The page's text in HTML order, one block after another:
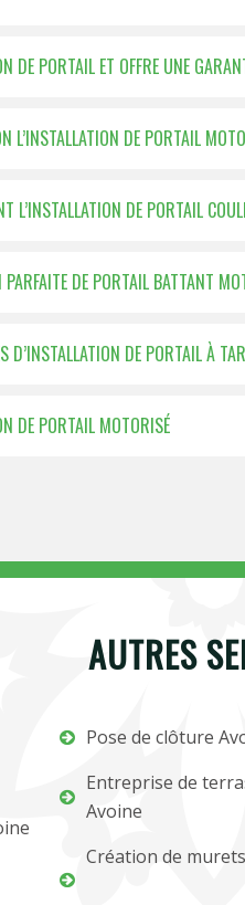
DE PORTAIL ET OFFRE UNE
L’INSTALLATION DE PORTAIL
L’INSTALLATION DE PORTAIL
DE PORTAIL BATTANT
D’INSTALLATION DE PORTAIL À
DE PORTAIL MOTORISÉ
AUTRES
Pose de clôture
Entreprise de
Avoine
Création de